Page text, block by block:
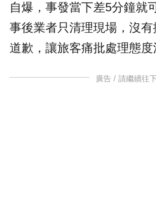
自爆，事發當下差5分鐘就
事後業者只清理現場，沒
道歉，讓旅客痛批處理態度
廣告 / 請繼續往